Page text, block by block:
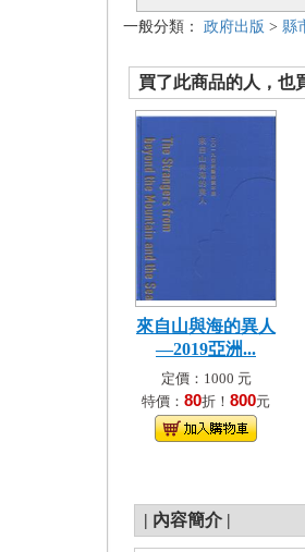
一般分類： 政府出版 > 縣
買了此商品的人，也
來自山與海的異人
—2019亞洲...
定價：1000 元
特價： 80折！ 800元
| 內容簡介 |